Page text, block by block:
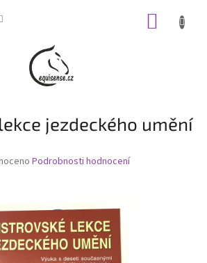
jezdeckého umění
Podrobnosti hodnocení